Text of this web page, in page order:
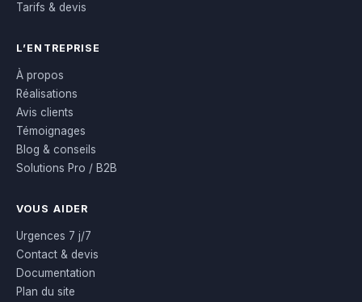
Tarifs & devis
L’ENTREPRISE
À propos
Réalisations
Avis clients
Témoignages
Blog & conseils
Solutions Pro / B2B
VOUS AIDER
Urgences 7 j/7
Contact & devis
Documentation
Plan du site